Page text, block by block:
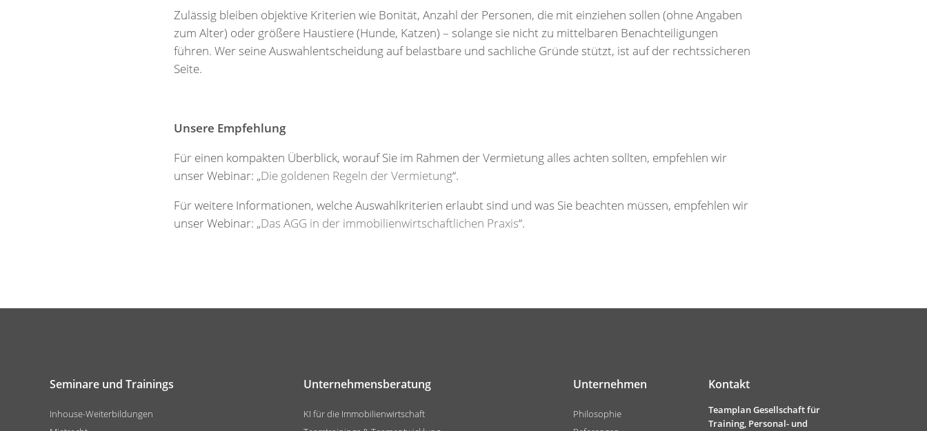
Zulässig bleiben objektive Kriterien wie Bonität, Anzahl der Personen, die mit einziehen sollen (ohne Angaben
zum Alter) oder größere Haustiere (Hunde, Katzen) – solange sie nicht zu mittelbaren Benachteiligungen
führen. Wer seine Auswahlentscheidung auf belastbare und sachliche Gründe stützt, ist auf der rechtssicheren
Seite.
Unsere Empfehlung
Für einen kompakten Überblick, worauf Sie im Rahmen der Vermietung alles achten sollten, empfehlen wir
unser Webinar: „Die goldenen Regeln der Vermietung“.
Für weitere Informationen, welche Auswahlkriterien erlaubt sind und was Sie beachten müssen, empfehlen wir
unser Webinar: „Das AGG in der immobilienwirtschaftlichen Praxis“.
Seminare und Trainings
Inhouse-Weiterbildungen
Unternehmensberatung
KI für die Immobilienwirtschaft
Unternehmen
Philosophie
Kontakt
Teamplan Gesellschaft für
Training, Personal- und